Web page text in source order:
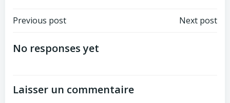
Post
navigation
Previous post Next post
No responses yet
Laisser un commentaire